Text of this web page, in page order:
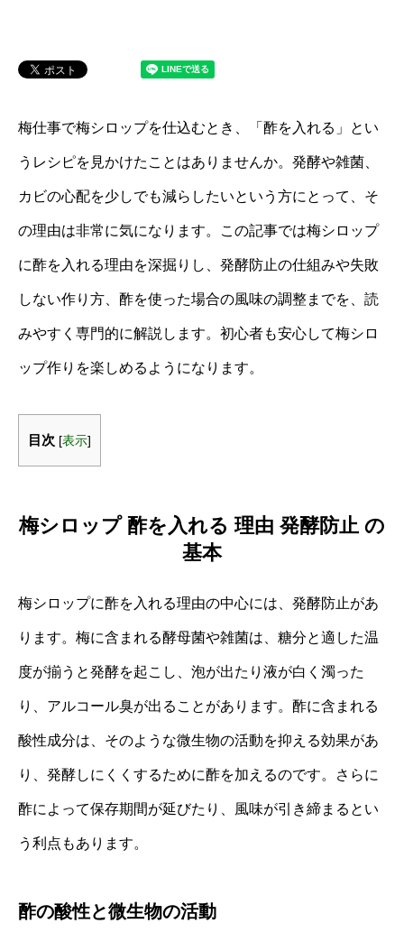
梅仕事で梅シロップを仕込むとき、「酢を入れる」とい
うレシピを見かけたことはありませんか。発酵や雑菌、
カビの心配を少しでも減らしたいという方にとって、そ
の理由は非常に気になります。この記事では梅シロップ
に酢を入れる理由を深掘りし、発酵防止の仕組みや失敗
しない作り方、酢を使った場合の風味の調整までを、読
みやすく専門的に解説します。初心者も安心して梅シロ
ップ作りを楽しめるようになります。
目次 [表示]
梅シロップ 酢を入れる 理由 発酵防止 の
基本
梅シロップに酢を入れる理由の中心には、発酵防止があ
ります。梅に含まれる酵母菌や雑菌は、糖分と適した温
度が揃うと発酵を起こし、泡が出たり液が白く濁った
り、アルコール臭が出ることがあります。酢に含まれる
酸性成分は、そのような微生物の活動を抑える効果があ
り、発酵しにくくするために酢を加えるのです。さらに
酢によって保存期間が延びたり、風味が引き締まるとい
う利点もあります。
酢の酸性と微生物の活動